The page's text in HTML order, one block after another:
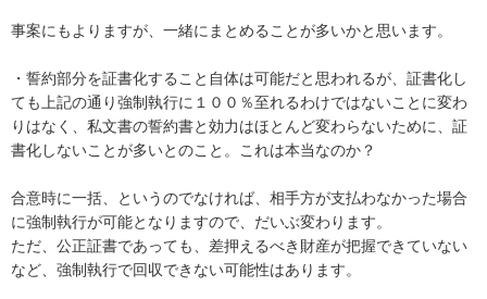
事案にもよりますが、一緒にまとめることが多いかと思います。
・誓約部分を証書化すること自体は可能だと思われるが、証書化し
ても上記の通り強制執行に１００％至れるわけではないことに変わ
りはなく、私文書の誓約書と効力はほとんど変わらないために、証
書化しないことが多いとのこと。これは本当なのか？
合意時に一括、というのでなければ、相手方が支払わなかった場合
に強制執行が可能となりますので、だいぶ変わります。
ただ、公正証書であっても、差押えるべき財産が把握できていない
など、強制執行で回収できない可能性はあります。